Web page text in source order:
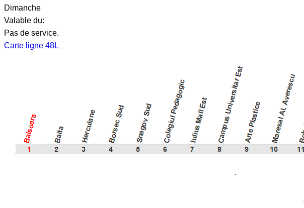
Dimanche
Valable du:
Pas de service.
Carte ligne 48L